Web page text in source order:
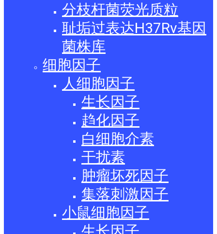
分枝杆菌荧光质粒
耻垢过表达H37Rv基因
菌株库
细胞因子
人细胞因子
生长因子
趋化因子
白细胞介素
干扰素
肿瘤坏死因子
集落刺激因子
小鼠细胞因子